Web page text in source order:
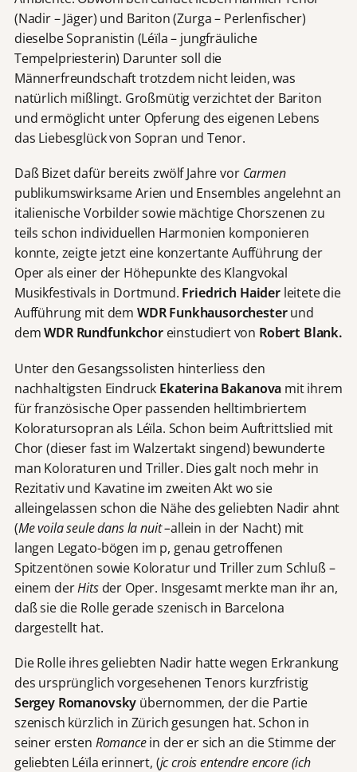
(Nadir – Jäger) und Bariton (Zurga – Perlenfischer)
dieselbe Sopranistin (Léïla – jungfräuliche
Tempelpriesterin) Darunter soll die
Männerfreundschaft trotzdem nicht leiden, was
natürlich mißlingt. Großmütig verzichtet der Bariton
und ermöglicht unter Opferung des eigenen Lebens
das Liebesglück von Sopran und Tenor.
Daß Bizet dafür bereits zwölf Jahre vor Carmen
publikumswirksame Arien und Ensembles angelehnt an
italienische Vorbilder sowie mächtige Chorszenen zu
teils schon individuellen Harmonien komponieren
konnte, zeigte jetzt eine konzertante Aufführung der
Oper als einer der Höhepunkte des Klangvokal
Musikfestivals in Dortmund. Friedrich Haider leitete die
Aufführung mit dem WDR Funkhausorchesterund
demWDR Rundfunkchor einstudiert von Robert Blank.
Unter den Gesangssolisten hinterliess den
nachhaltigsten Eindruck Ekaterina Bakanova mit ihrem
für französische Oper passenden helltimbriertem
Koloratursopran als Léïla. Schon beim Auftrittslied mit
Chor (dieser fast im Walzertakt singend) bewunderte
man Koloraturen und Triller. Dies galt noch mehr in
Rezitativ und Kavatine im zweiten Akt wo sie
alleingelassen schon die Nähe des geliebten Nadir ahnt
(Me voila seule dans la nuit –allein in der Nacht) mit
langen Legato-bögen im p, genau getroffenen
Spitzentönen sowie Koloratur und Triller zum Schluß –
einem derHits der Oper. Insgesamt merkte man ihr an,
daß sie die Rolle gerade szenisch in Barcelona
dargestellt hat.
Die Rolle ihres geliebten Nadir hatte wegen Erkrankung
des ursprünglich vorgesehenen Tenors kurzfristig
Sergey Romanovsky übernommen, der die Partie
szenisch kürzlich in Zürich gesungen hat. Schon in
seiner ersten Romancein der er sich an die Stimme der
geliebten Léïla erinnert, (jc crois entendre encore (ich